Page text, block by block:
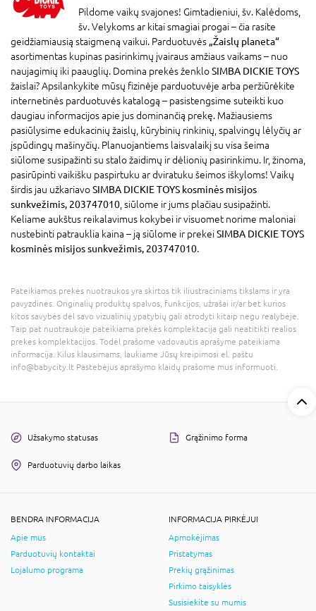
Pildome vaikų svajones! Gimtadieniui, šv. Kalėdoms,
šv. Velykoms ar kitai smagiai progai – čia rasite
geidžiamiausią staigmeną vaikui. Parduotuvės „Žaislų planeta“
asortimentas kupinas pasirinkimų įvairaus amžiaus vaikams – nuo
naujagimių iki paauglių. Domina prekės ženkloSIMBA DICKIE TOYS
žaislai? Apsilankykite mūsų fizinėje parduotuvėje arba peržiūrėkite
internetinės parduotuvės katalogą – pasistengsime suteikti kuo
daugiau informacijos apie jus dominančią prekę. Mažiausiems
pasiūlysime edukacinių žaislų, kūrybinių rinkinių, spalvingų lėlyčių ar
įspūdingų mašinyčių. Planuojantiems laisvalaikį su visa šeima
siūlome susipažinti su stalo žaidimų ir dėlionių pasirinkimu. Ir, žinoma,
pasirūpinti vaikišku paspirtuku ar dviratuku šeimos iškyloms! Vaikų
širdis jau užkariavoSIMBA DICKIE TOYS kosminės misijos
sunkvežimis, 203747010, siūlome ir jums plačiau susipažinti.
Keliame aukštus reikalavimus kokybei ir visuomet norime maloniai
nustebinti patrauklia kaina – ją siūlome ir prekeiSIMBA DICKIE TOYS
kosminės misijos sunkvežimis, 203747010.
Pateikiamos prekės nuotraukos yra skirtos tik iliustraciniams tikslams ir yra
pavyzdinės. Originalių produktų spalvos, funkcijos, užrašai ir/ar bet kurios
kitos savybės dėl savo vizualinių ypatybių gali atrodyti kitaip negu realybėje.
Taip pat nuotraukoje pateikiama prekės komplektacija gali neatitikti realios
prekės komplektacijos. Todėl prašome vadovautis aprašyme pateikiama
informacija. Kilus klausimams, laukiame Jūsų kreipimosi el. paštu
info@babycity.lt Pastebėjus aprašymo klaidų prašome mus informuoti.
Užsakymo statusas Grąžinimo forma
Parduotuvių darbo laikas
BENDRA INFORMACIJA
Apie mus
Parduotuvių kontaktai
Lojalumo programa
INFORMACIJA PIRKĖJUI
Apmokėjimas
Pristatymas
Prekių grąžinimas
Pirkimo taisyklės
Susisiekite su mumis